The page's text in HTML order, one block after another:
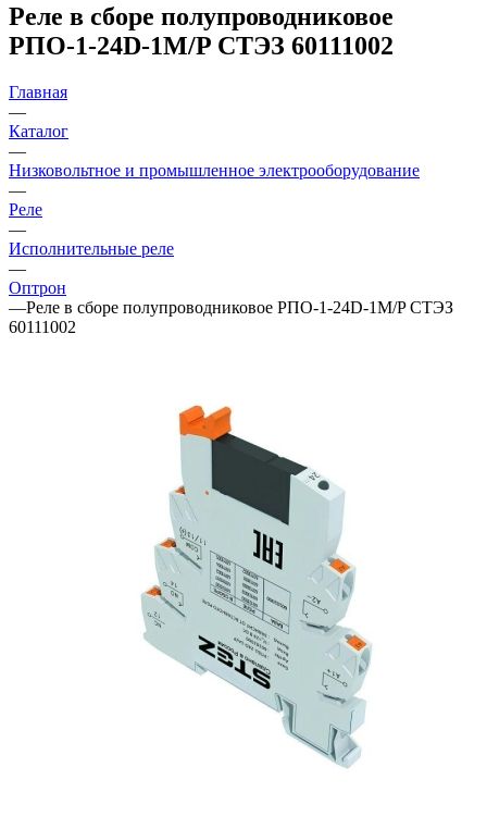
Реле в сборе полупроводниковое
РПО-1-24D-1M/P СТЭЗ 60111002
Главная
—
Каталог
—
Низковольтное и промышленное электрооборудование
—
Реле
—
Исполнительные реле
—
Оптрон
—Реле в сборе полупроводниковое РПО-1-24D-1M/P СТЭЗ
60111002